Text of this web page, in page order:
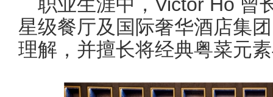
星级餐厅及国际奢华酒店集
理解，并擅长将经典粤菜元